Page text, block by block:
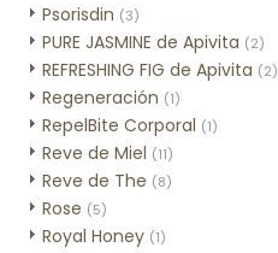
Psorisdin (3)
PURE JASMINE de Apivita (2)
REFRESHING FIG de Apivita (2)
Regeneración (1)
RepelBite Corporal (1)
Reve de Miel (11)
Reve de The (8)
Rose (5)
Royal Honey (1)